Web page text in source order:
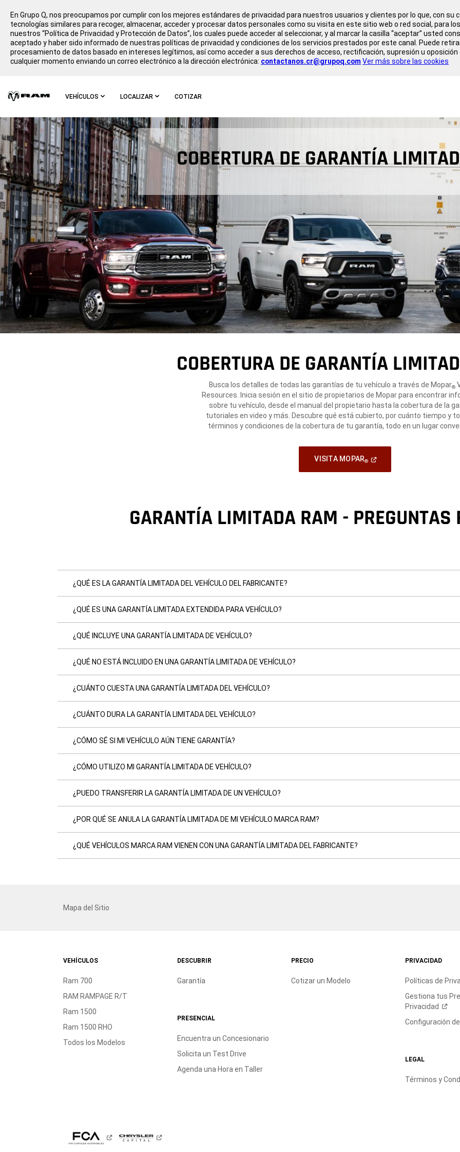
En Grupo Q, nos preocupamos por cumplir con los mejores estándares de privacidad para nuestros usuarios y clientes por lo que, con
tecnologías similares para recoger, almacenar, acceder y procesar datos personales como su visita en este sitio web o red social, para
nuestros “Política de Privacidad y Protección de Datos”, los cuales puede acceder al seleccionar, y al marcar la casilla “aceptar” usted
aceptado y haber sido informado de nuestras políticas de privacidad y condiciones de los servicios prestados por este canal. Puede
procesamiento de datos basado en intereses legítimos, así como acceder a sus derechos de acceso, rectificación, supresión u
cualquier momento enviando un correo electrónico a la dirección electrónica: contactanos.cr@grupoq.com Ver más sobre las cookies
Main
VEHÍCULOS LOCALIZAR COTIZAR
Skip To
Navigation
COBERTURA DE GARANTÍA
COBERTURA DE GARANTÍA
Busca los detalles de todas las garantías de tu vehículo a través de Mopar®
Resources. Inicia sesión en el sitio de propietarios de Mopar para encontrar
sobre tu vehículo, desde el manual del propietario hasta la cobertura de la
tutoriales en video y más. Descubre qué está cubierto, por cuánto tiempo y
términos y condiciones de la cobertura de tu garantía, todo en un lugar
VISITA MOPAR®( Open
A
GARANTÍA LIMITADA RAM - PREGUNTAS
¿QUÉ ES LA GARANTÍA LIMITADA DEL VEHÍCULO DEL FABRICANTE?
¿QUÉ ES UNA GARANTÍA LIMITADA EXTENDIDA PARA VEHÍCULO?
¿QUÉ INCLUYE UNA GARANTÍA LIMITADA DE VEHÍCULO?
¿QUÉ NO ESTÁ INCLUIDO EN UNA GARANTÍA LIMITADA DE VEHÍCULO?
¿CUÁNTO CUESTA UNA GARANTÍA LIMITADA DEL VEHÍCULO?
¿CUÁNTO DURA LA GARANTÍA LIMITADA DEL VEHÍCULO?
¿CÓMO SÉ SI MI VEHÍCULO AÚN TIENE GARANTÍA?
¿CÓMO UTILIZO MI GARANTÍA LIMITADA DE VEHÍCULO?
¿PUEDO TRANSFERIR LA GARANTÍA LIMITADA DE UN VEHÍCULO?
¿POR QUÉ SE ANULA LA GARANTÍA LIMITADA DE MI VEHÍCULO MARCA RAM?
¿QUÉ VEHÍCULOS MARCA RAM VIENEN CON UNA GARANTÍA LIMITADA DEL FABRICANTE?
Mapa del Sitio
VEHÍCULOS
Ram 700
RAM RAMPAGE R/T
Ram 1500
Ram 1500 RHO
Todos los Modelos
DESCUBRIR
Garantía
PRESENCIAL
Encuentra un Concesionario
Solicita un Test Drive
Agenda una Hora en Taller
PRECIO
Cotizar un Modelo
PRIVACIDAD
Políticas de
Gestiona tus
Privacidad
Configuración
LEGAL
Términos y